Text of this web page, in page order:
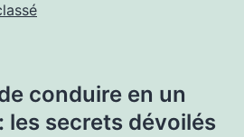
conduire en un
les secrets dévoilés